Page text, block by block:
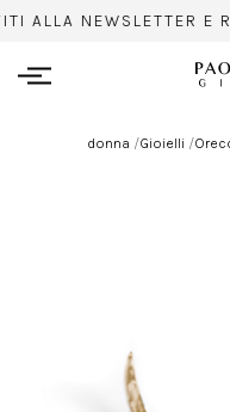
ALLA NEWSLETTER E
donna /Gioielli /